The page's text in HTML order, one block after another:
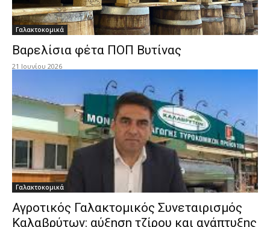
Γαλακτοκομικά
Βαρελίσια φέτα ΠΟΠ Βυτίνας
21 Ιουνίου 2026
Γαλακτοκομικά
Αγροτικός Γαλακτομικός Συνεταιρισμός
Καλαβρύτων: αύξηση τζίρου και ανάπτυξης